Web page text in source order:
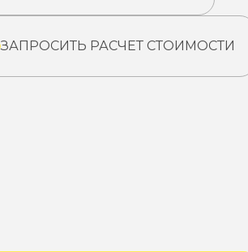
ЗАПРОСИТЬ РАСЧЕТ СТОИМОСТИ